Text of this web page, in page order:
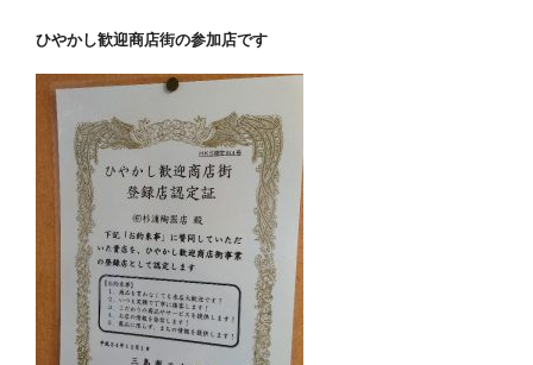
ひやかし歓迎商店街の参加店です